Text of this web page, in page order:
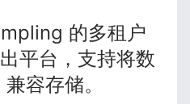
的多租户
平台，支持将数
容存储。